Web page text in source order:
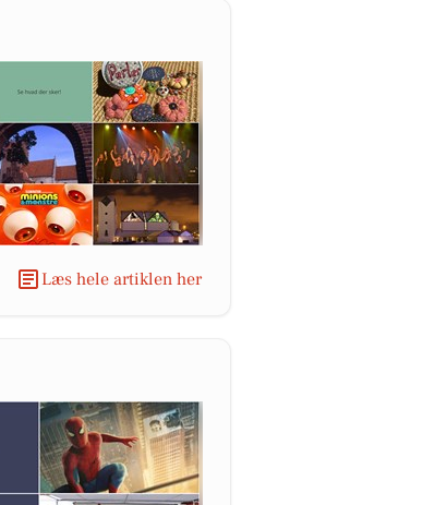
Læs hele artiklen her